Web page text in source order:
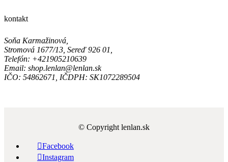
kontakt
Soňa Karmažinová,
Stromová 1677/13, Sereď 926 01,
Telefón: +421905210639
Email: shop.lenlan@lenlan.sk
IČO: 54862671, IČDPH: SK1072289504
© Copyright lenlan.sk
Facebook
Instagram